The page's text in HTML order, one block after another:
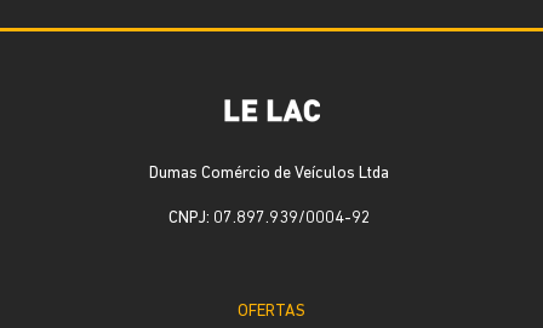
Dumas Comércio de Veículos Ltda
CNPJ: 07.897.939/0004-92
OFERTAS